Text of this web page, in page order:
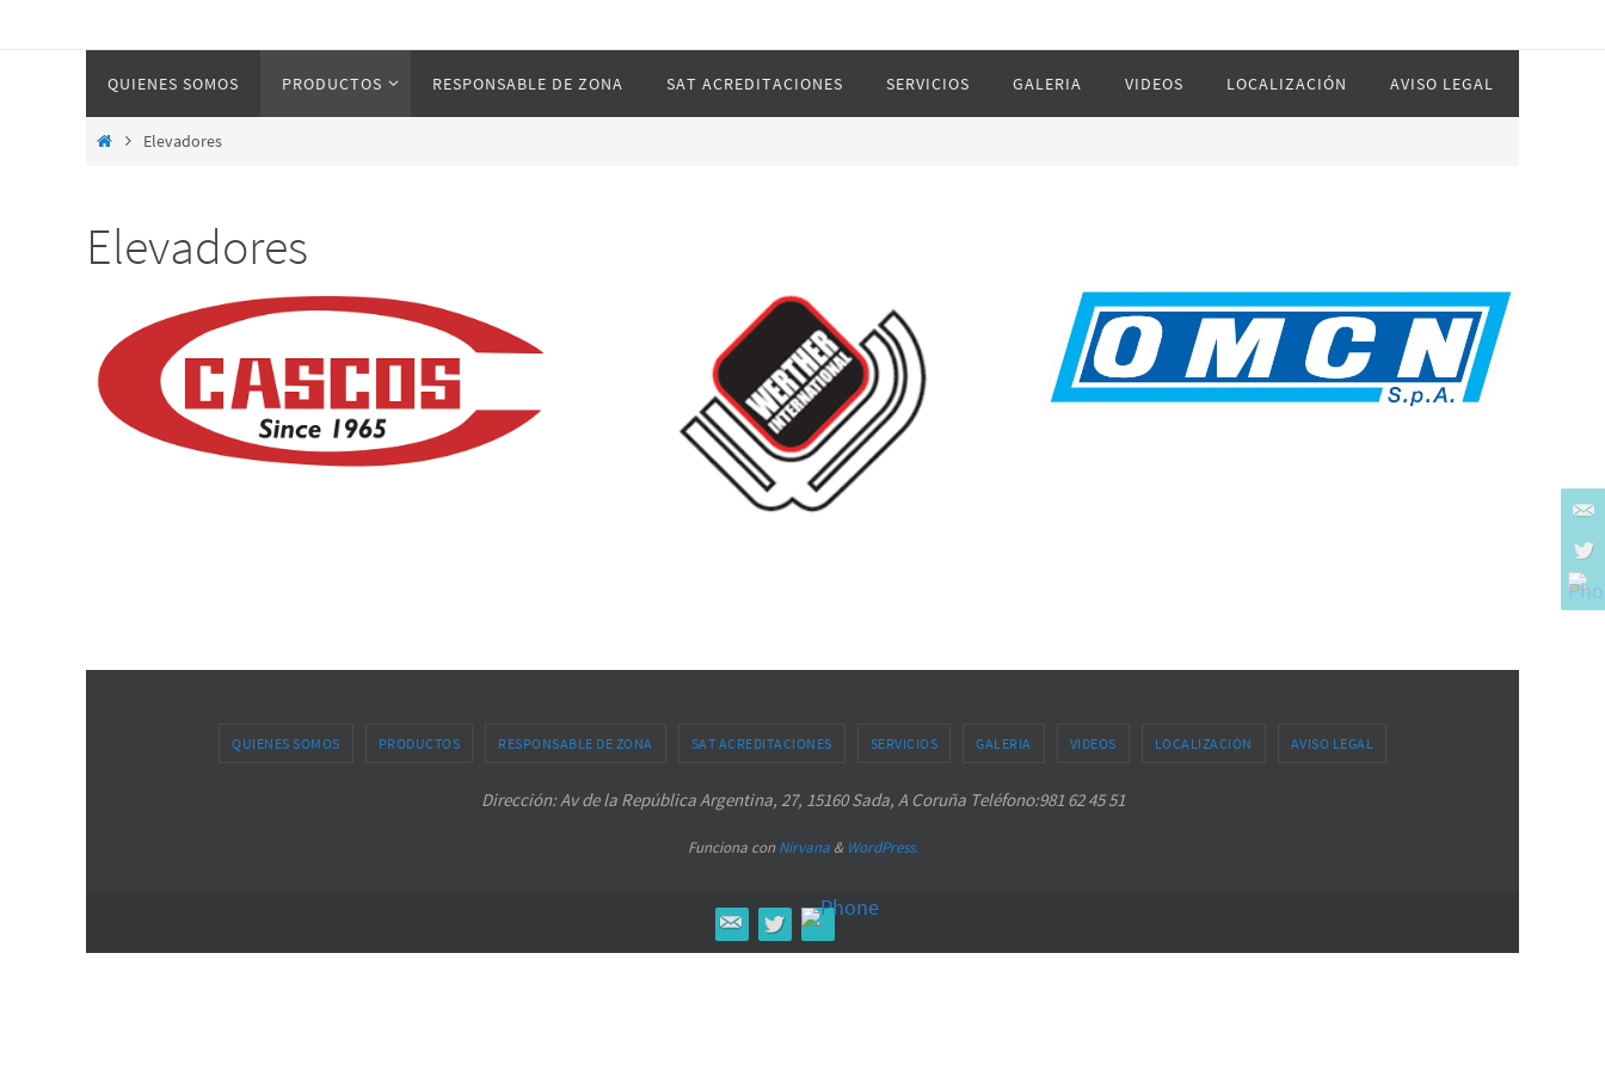
QUIENES SOMOS PRODUCTOS RESPONSABLE DE ZONA SAT ACREDITACIONES SERVICIOS GALERIA VIDEOS LOCALIZACIÓN AVISO LEGAL
Elevadores
Elevadores
QUIENES SOMOS PRODUCTOS RESPONSABLE DE ZONA SAT ACREDITACIONES SERVICIOS GALERIA VIDEOS LOCALIZACIÓN AVISO LEGAL
Dirección: Av de la República Argentina, 27, 15160 Sada, A Coruña Teléfono:981 62 45 51
Funciona con Nirvana& WordPress.